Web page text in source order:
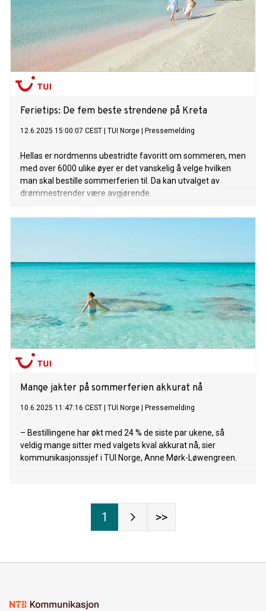
Ferietips: De fem beste strendene på Kreta
12.6.2025 15:00:07 CEST TUI Norge Pressemelding
Hellas er nordmenns ubestridte favoritt om sommeren, men
med over 6000 ulike øyer er det vanskelig å velge hvilken
man skal bestille sommerferien til. Da kan utvalget av
drømmestrender være avgjørende.
Mange jakter på sommerferien akkurat nå
10.6.2025 11:47:16 CEST TUI Norge Pressemelding
– Bestillingene har økt med 24 % de siste par ukene, så
veldig mange sitter med valgets kval akkurat nå, sier
kommunikasjonssjef i TUI Norge, Anne Mørk-Løwengreen.
1 >>